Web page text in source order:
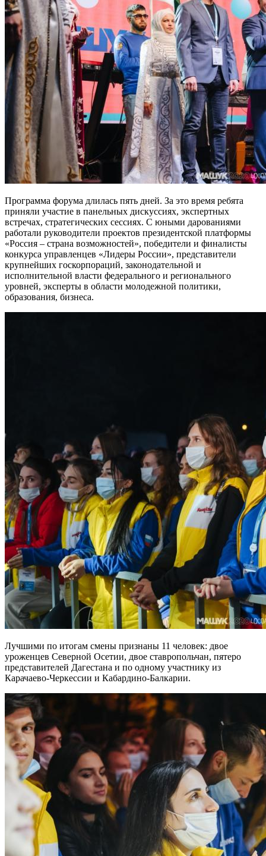
Программа форума длилась пять дней. За это время ребята
приняли участие в панельных дискуссиях, экспертных
встречах, стратегических сессиях. С юными дарованиями
работали руководители проектов президентской платформы
«Россия – страна возможностей», победители и финалисты
конкурса управленцев «Лидеры России», представители
крупнейших госкорпораций, законодательной и
исполнительной власти федерального и регионального
уровней, эксперты в области молодежной политики,
образования, бизнеса.
Лучшими по итогам смены признаны 11 человек: двое
уроженцев Северной Осетии, двое ставропольчан, пятеро
представителей Дагестана и по одному участнику из
Карачаево-Черкессии и Кабардино-Балкарии.